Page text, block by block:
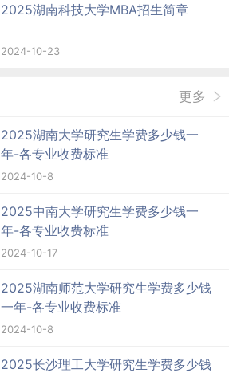
2025湖南科技大学MBA招生简章
2024-10-23
更多
2025湖南大学研究生学费多少钱一
年-各专业收费标准
2024-10-8
2025中南大学研究生学费多少钱一
年-各专业收费标准
2024-10-17
2025湖南师范大学研究生学费多少钱
一年-各专业收费标准
2024-10-8
2025长沙理工大学研究生学费多少钱